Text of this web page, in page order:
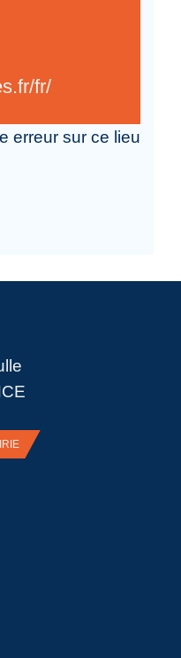
fr/
erreur sur ce lieu